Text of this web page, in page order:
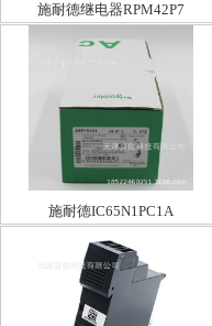
施耐德继电器RPM42P7
施耐德IC65N1PC1A